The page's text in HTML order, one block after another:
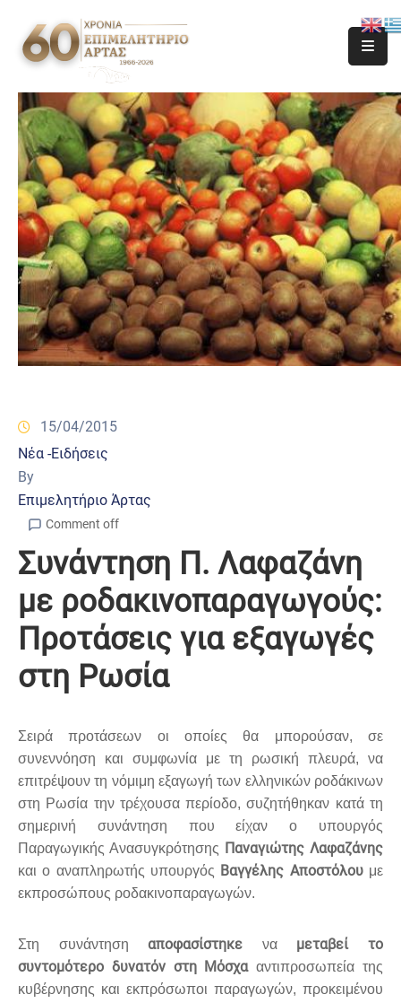
15/04/2015
Νέα -Ειδήσεις
By
Επιμελητήριο Άρτας
Comment off
Συνάντηση Π. Λαφαζάνη
με ροδακινοπαραγωγούς:
Προτάσεις για εξαγωγές
στη Ρωσία
Σειρά προτάσεων οι οποίες θα μπορούσαν, σε
συνεννόηση και συμφωνία με τη ρωσική πλευρά, να
επιτρέψουν τη νόμιμη εξαγωγή των ελληνικών ροδάκινων
στη Ρωσία την τρέχουσα περίοδο, συζητήθηκαν κατά τη
σημερινή συνάντηση που είχαν ο υπουργός
Παραγωγικής Ανασυγκρότησης Παναγιώτης Λαφαζάνης
και ο αναπληρωτής υπουργός Βαγγέλης Αποστόλουμε
εκπροσώπους ροδακινοπαραγωγών.
Στη συνάντησηαποφασίστηκε να μεταβεί το
συντομότερο δυνατόν στη Μόσχααντιπροσωπεία της
κυβέρνησης και εκπρόσωποι παραγωγών, προκειμένου